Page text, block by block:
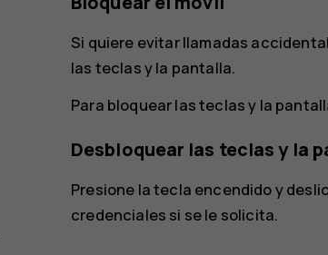
Si quiere evitar llamadas
las teclas y la pantalla.
Para bloquear las teclas y la
Desbloquear las teclas y la
Presione la tecla encendido y
credenciales si se le solicita.